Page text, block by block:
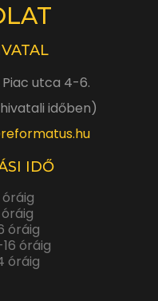
utca 4-6.
időben)
IDŐ
óráig
óráig
óráig
óráig
óráig